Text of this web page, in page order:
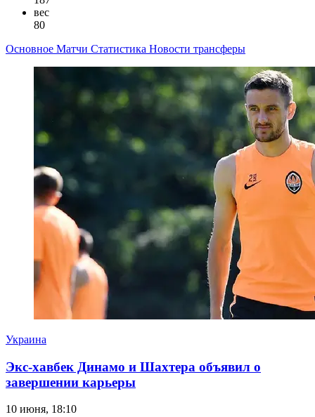
вес
80
Основное Матчи Статистика Новости трансферы
Украина
Экс-хавбек Динамо и Шахтера объявил о
завершении карьеры
10 июня, 18:10